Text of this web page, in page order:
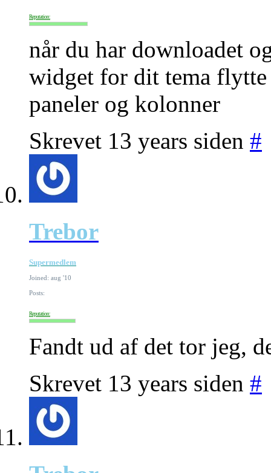
Reputation:
når du har downloadet
widget for dit tema flytte
paneler og kolonner
Skrevet 13 years siden #
Trebor
Supermedlem
Joined: aug '10
Posts:
Reputation:
Fandt ud af det tor jeg,
Skrevet 13 years siden #